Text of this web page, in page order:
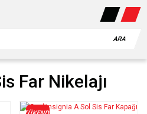
ARA
Far Nikelajı